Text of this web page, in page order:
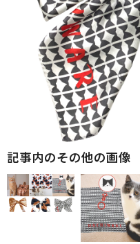
記事内のその他の画像